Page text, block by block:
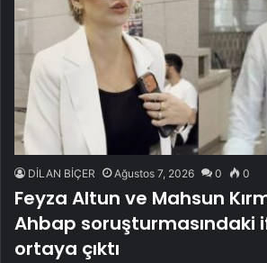
DİLAN BİÇER Ağustos 7, 2026 0 0
Feyza Altun ve Mahsun
Ahbap soruşturmasındaki
ortaya çıktı